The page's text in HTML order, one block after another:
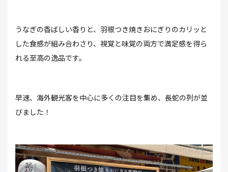
うなぎの⾹ばしい⾹りと、⽻根つき焼きおにぎりのカリッと
した⾷感が組み合わさり、視覚と味覚の両⽅で満⾜感を得ら
れる⾄⾼の逸品です。
早速、海外観光客を中⼼に多くの注⽬を集め、長蛇の列が並
びました！